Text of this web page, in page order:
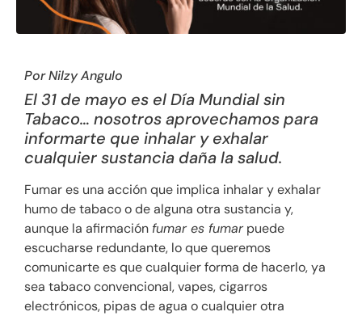
Por Nilzy Angulo
El 31 de mayo es el Día Mundial sin
Tabaco… nosotros aprovechamos para
informarte que inhalar y exhalar
cualquier sustancia daña la salud.
Fumar es una acción que implica inhalar y exhalar
humo de tabaco o de alguna otra sustancia y,
aunque la afirmación fumar es fumarpuede
escucharse redundante, lo que queremos
comunicarte es que cualquier forma de hacerlo, ya
sea tabaco convencional, vapes, cigarros
electrónicos, pipas de agua o cualquier otra